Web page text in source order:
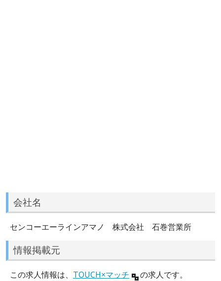
会社名
センコーエーラインアマノ 株式会社 石巻営業所
情報掲載元
この求人情報は、 TOUCH×マッチ の求人です。